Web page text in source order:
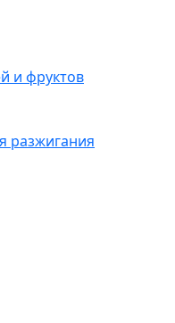
и фруктов
разжигания